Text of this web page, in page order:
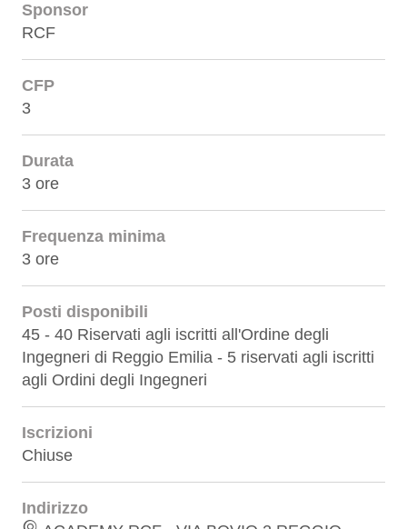
Sponsor
RCF
CFP
3
Durata
3 ore
Frequenza minima
3 ore
Posti disponibili
45 - 40 Riservati agli iscritti all'Ordine degli
Ingegneri di Reggio Emilia - 5 riservati agli iscritti
agli Ordini degli Ingegneri
Iscrizioni
Chiuse
Indirizzo